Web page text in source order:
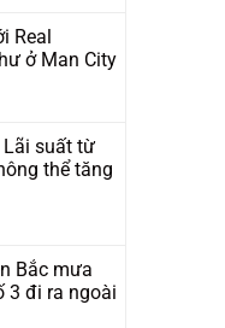
Real
ở Man City
Lãi suất từ
thể tăng
Bắc mưa
3 đi ra ngoài